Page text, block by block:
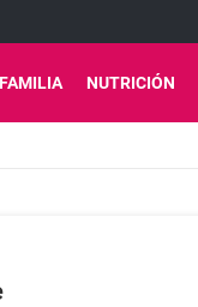
FAMILIA NUTRICIÓN